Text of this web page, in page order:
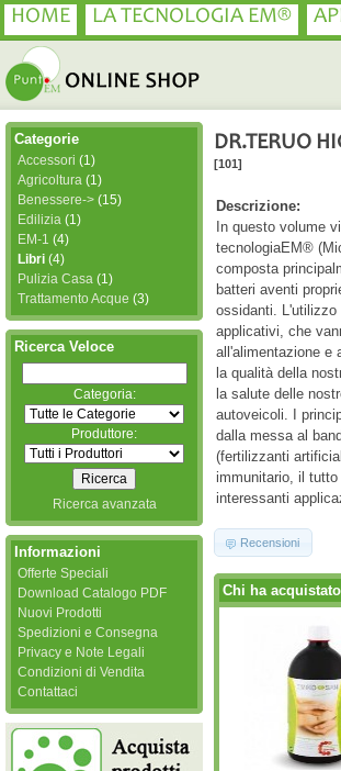
HOME LA TECNOLOGIA EM®
DR.TERUO
[101]
Descrizione:
In questo volume
tecnologiaEM®
composta
batteri aventi
ossidanti.
applicativi, che
all'alimentazione e
la qualità della
la salute delle
autoveicoli. I
dalla messa al
(fertilizzanti
immunitario, il
interessanti
Recensioni
Chi ha
Categorie
Accessori (1)
Agricoltura (1)
Benessere-> (15)
Edilizia (1)
EM-1 (4)
Libri (4)
Pulizia Casa (1)
Trattamento Acque (3)
Ricerca Veloce
Categoria:
Produttore:
Ricerca avanzata
Informazioni
Offerte Speciali
Download Catalogo PDF
Nuovi Prodotti
Spedizioni e Consegna
Privacy e Note Legali
Condizioni di Vendita
Contattaci